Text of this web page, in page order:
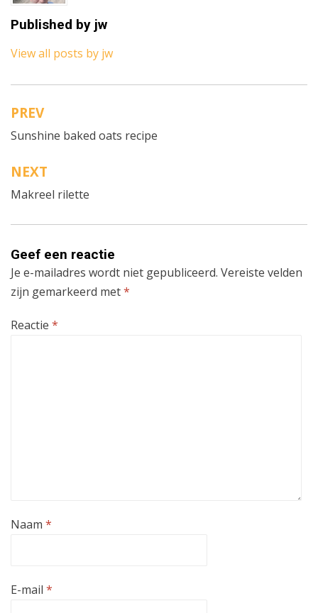
Published by jw
View all posts by jw
Bericht
navigatie
PREV
Sunshine baked oats recipe
NEXT
Makreel rilette
Geef een reactie
Je e-mailadres wordt niet gepubliceerd. Vereiste velden
zijn gemarkeerd met*
Reactie *
Naam *
E-mail *